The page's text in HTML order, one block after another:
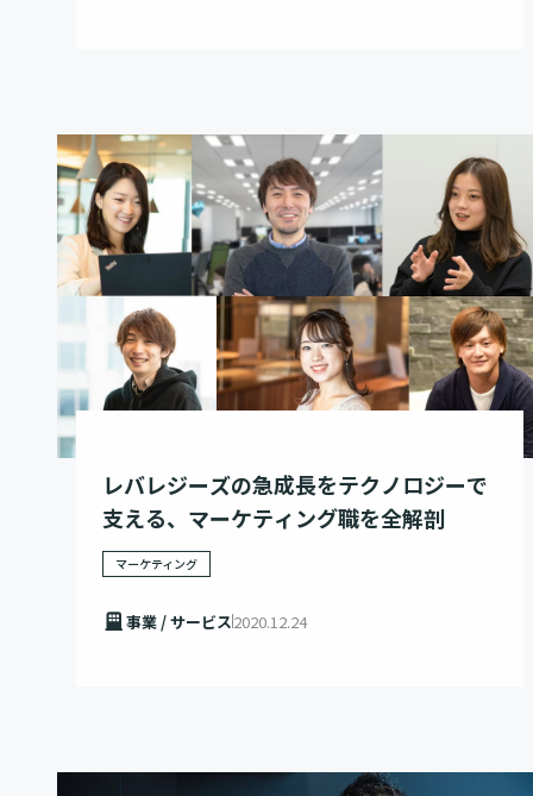
レバレジーズの急成長をテクノロジーで
支える、マーケティング職を全解剖
マーケティング
事業 / サービス2020.12.24